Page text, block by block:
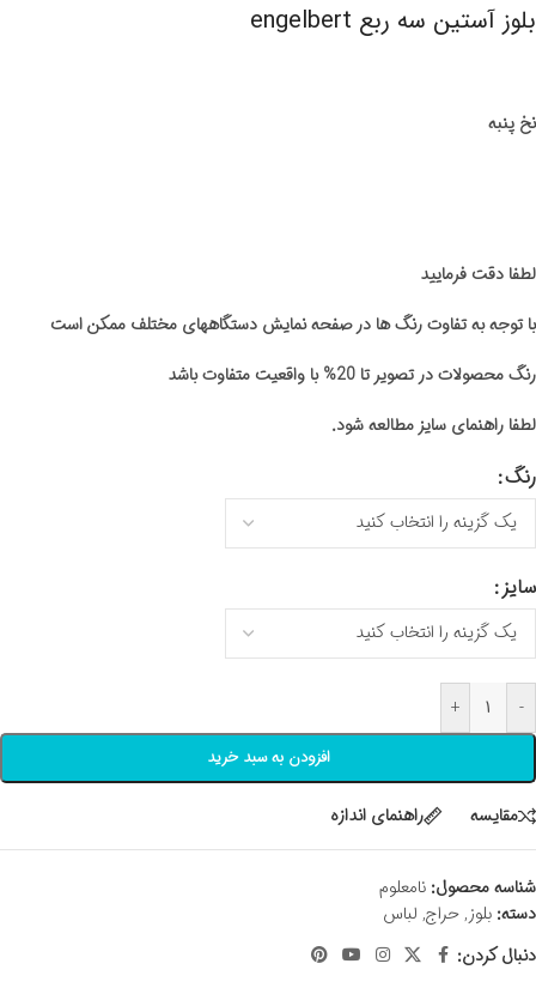
بلوز آستین سه ربع engelbert
نخ پنبه
لطفا دقت فرمایید
با توجه به تفاوت رنگ ها در صفحه نمایش دستگاههای مختلف ممکن است
رنگ محصولات در تصویر تا 20% با واقعیت متفاوت باشد
لطفا راهنمای سایز مطالعه شود.
رنگ
سایز
-
+
افزودن به سبد خرید
مقايسه راهنمای اندازه
شناسه محصول: نامعلوم
دسته: بلوز,حراج, لباس
دنبال کردن: